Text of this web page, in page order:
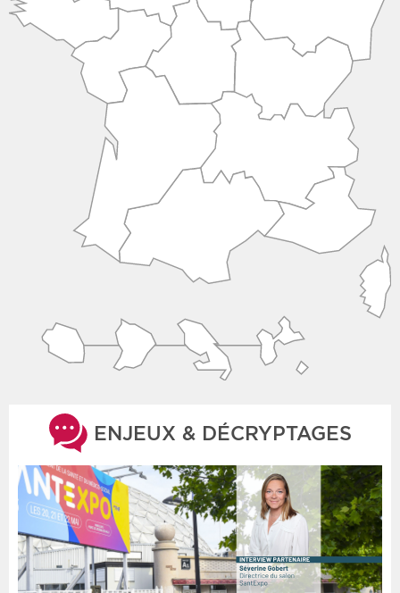
ENJEUX & DÉCRYPTAGES